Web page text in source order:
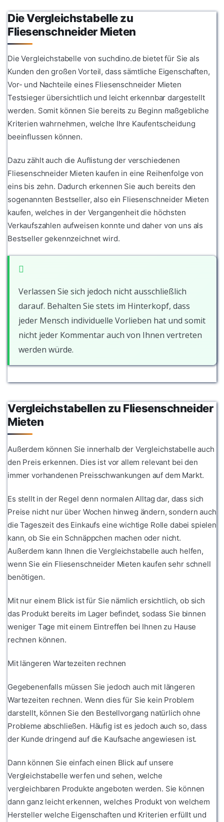
Die Vergleichstabelle zu
Fliesenschneider Mieten
Die Vergleichstabelle von suchdino.de bietet für Sie als
Kunden den großen Vorteil, dass sämtliche Eigenschaften,
Vor- und Nachteile eines Fliesenschneider Mieten
Testsieger übersichtlich und leicht erkennbar dargestellt
werden. Somit können Sie bereits zu Beginn maßgebliche
Kriterien wahrnehmen, welche Ihre Kaufentscheidung
beeinflussen können.
Dazu zählt auch die Auflistung der verschiedenen
Fliesenschneider Mieten kaufen in eine Reihenfolge von
eins bis zehn. Dadurch erkennen Sie auch bereits den
sogenannten Bestseller, also ein Fliesenschneider Mieten
kaufen, welches in der Vergangenheit die höchsten
Verkaufszahlen aufweisen konnte und daher von uns als
Bestseller gekennzeichnet wird.
Verlassen Sie sich jedoch nicht ausschließlich
darauf. Behalten Sie stets im Hinterkopf, dass
jeder Mensch individuelle Vorlieben hat und somit
nicht jeder Kommentar auch von Ihnen vertreten
werden würde.
Vergleichstabellen zu Fliesenschneider
Mieten
Außerdem können Sie innerhalb der Vergleichstabelle auch
den Preis erkennen. Dies ist vor allem relevant bei den
immer vorhandenen Preisschwankungen auf dem Markt.
Es stellt in der Regel denn normalen Alltag dar, dass sich
Preise nicht nur über Wochen hinweg ändern, sondern auch
die Tageszeit des Einkaufs eine wichtige Rolle dabei spielen
kann, ob Sie ein Schnäppchen machen oder nicht.
Außerdem kann Ihnen die Vergleichstabelle auch helfen,
wenn Sie ein Fliesenschneider Mieten kaufen sehr schnell
benötigen.
Mit nur einem Blick ist für Sie nämlich ersichtlich, ob sich
das Produkt bereits im Lager befindet, sodass Sie binnen
weniger Tage mit einem Eintreffen bei Ihnen zu Hause
rechnen können.
Mit längeren Wartezeiten rechnen
Gegebenenfalls müssen Sie jedoch auch mit längeren
Wartezeiten rechnen. Wenn dies für Sie kein Problem
darstellt, können Sie den Bestellvorgang natürlich ohne
Probleme abschließen. Häufig ist es jedoch auch so, dass
der Kunde dringend auf die Kaufsache angewiesen ist.
Dann können Sie einfach einen Blick auf unsere
Vergleichstabelle werfen und sehen, welche
vergleichbaren Produkte angeboten werden. Sie können
dann ganz leicht erkennen, welches Produkt von welchem
Hersteller welche Eigenschaften und Kriterien erfüllt und